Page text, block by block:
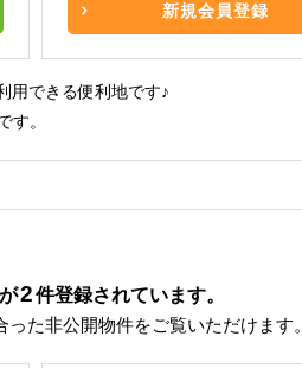
新規会員登録
用できる便利地です♪
す。
2件登録されています。
た非公開物件をご覧いただけます。